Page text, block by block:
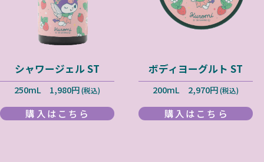
シャワージェル ST
250mL 1,980円(税込)
購入はこちら
ボディヨーグルト ST
200mL 2,970円(税込)
購入はこちら